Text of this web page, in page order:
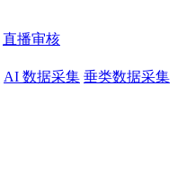
直播审核
AI 数据采集 垂类数据采集